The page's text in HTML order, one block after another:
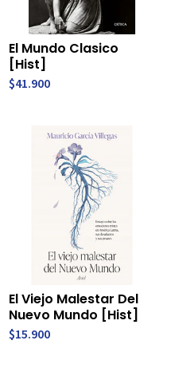
El Mundo Clasico
[Hist]
$41.900
El Viejo Malestar Del
Nuevo Mundo [Hist]
$15.900